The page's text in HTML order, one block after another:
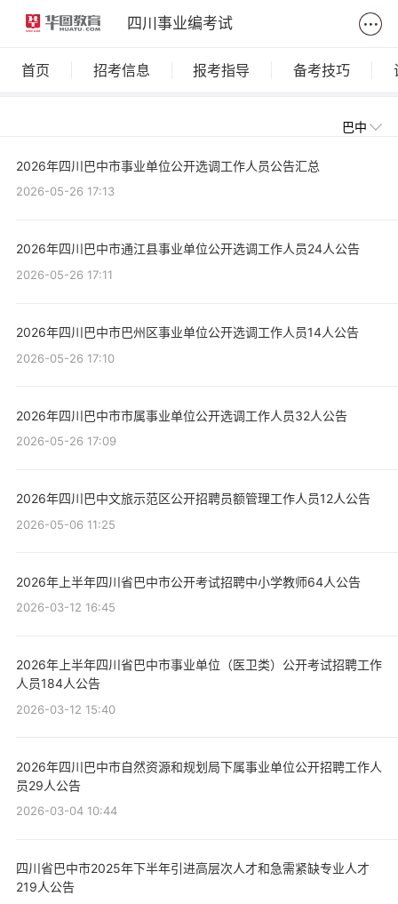
四川事业编考试
首页 招考信息 报考指导 备考技巧
巴中
2026年四川巴中市事业单位公开选调工作人员公告汇总
2026-05-26 17:13
2026年四川巴中市通江县事业单位公开选调工作人员24人公告
2026-05-26 17:11
2026年四川巴中市巴州区事业单位公开选调工作人员14人公告
2026-05-26 17:10
2026年四川巴中市市属事业单位公开选调工作人员32人公告
2026-05-26 17:09
2026年四川巴中文旅示范区公开招聘员额管理工作人员12人公告
2026-05-06 11:25
2026年上半年四川省巴中市公开考试招聘中小学教师64人公告
2026-03-12 16:45
2026年上半年四川省巴中市事业单位（医卫类）公开考试招聘工作
人员184人公告
2026-03-12 15:40
2026年四川巴中市自然资源和规划局下属事业单位公开招聘工作人
员29人公告
2026-03-04 10:44
四川省巴中市2025年下半年引进高层次人才和急需紧缺专业人才
219人公告